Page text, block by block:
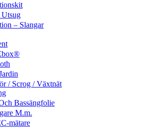
– Slangar
/ Scrog / Växtnät
Bassängfolie
M.m.
mätare